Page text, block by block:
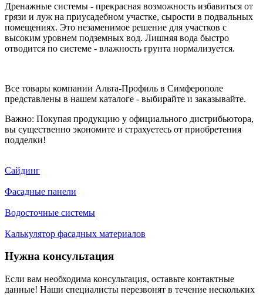
Дренажные системы - прекрасная возможность избавиться от
грязи и луж на приусадебном участке, сырости в подвальных
помещениях. Это незаменимое решение для участков с
высоким уровнем подземных вод. Лишняя вода быстро
отводится по системе - влажность грунта нормализуется.
Все товары компании Альта-Профиль в Симферополе
представлены в нашем каталоге - выбирайте и заказывайте.
Важно: Покупая продукцию у официального дистрибьютора,
вы существенно экономите и страхуетесь от приобретения
подделки!
Сайдинг
Фасадные панели
Водосточные системы
Калькулятор фасадных материалов
Нужна консультация
Если вам необходима консультация, оставьте контактные
данные! Наши специалисты перезвонят в течение нескольких